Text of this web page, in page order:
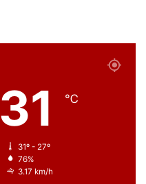
31 ℃
31º - 27º
76%
3.17 km/h